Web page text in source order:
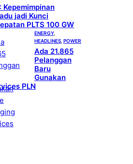
Kepemimpinan
jadi Kunci
PLTS 100 GW
ENERGY
HEADLINES POWER
Ada 21.865
Pelanggan
Baru
Gunakan
PLN